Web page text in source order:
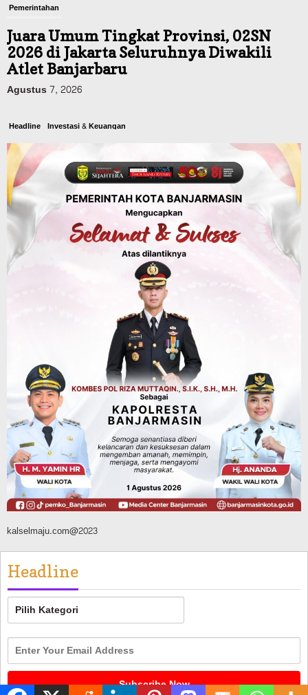
Pemerintahan
Juara Umum Tingkat Provinsi, 02SN
2026 di Jakarta Seluruhnya Diwakili
Atlet Banjarbaru
Agustus 7, 2026
Headline Investasi & Keuangan
KUA-PPAS 2027 Banjarbaru Defisit 170
Miliar, Pendapatan 1,2 Triliun Belanja
1,37 Triliun, Tutup Kekurangan dari
SiLPA
Agustus 7, 2026
Kalsel
Operasi Sikat Intan 2026 Berakhir, Polda
Kalsel Amankan Ribuan Miras Hingga
Pemerintahan Sosial & Keagamaan
Banjarmasin Pilot Project Perlinsos
Digital, Target 30 Persen IKD Masih
Jauh, Komisi II DPR Turun Tangan
Agustus 7, 2026
kalselmaju.com@2023
Headline
Headline